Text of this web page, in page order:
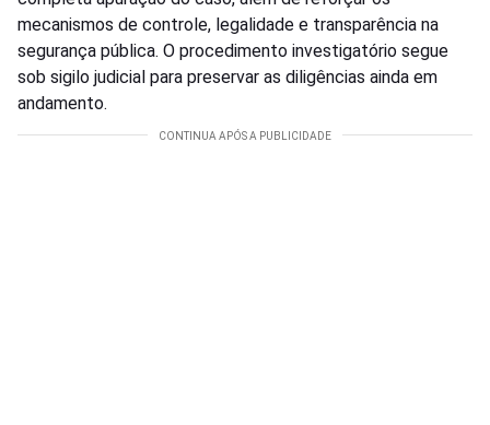
mecanismos de controle, legalidade e transparência na
segurança pública. O procedimento investigatório segue
sob sigilo judicial para preservar as diligências ainda em
andamento.